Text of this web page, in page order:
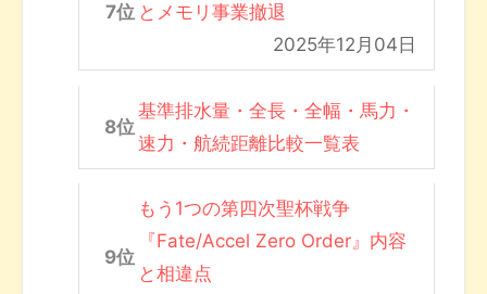
とメモリ事業撤退
2025年12月04日
基準排水量・全長・全幅・馬力・
速力・航続距離比較一覧表
もう1つの第四次聖杯戦争
『Fate/Accel Zero Order』内容
と相違点